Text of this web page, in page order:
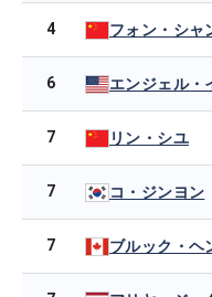
4 フォン・シャ
6 エンジェル・
7 リン・シユ
7 コ・ジンヨン
7 ブルック・ヘ